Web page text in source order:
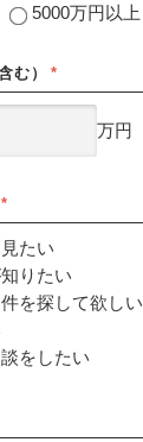
5000万円以上
む） *
万円
*
たい
りたい
を探して欲しい
をしたい